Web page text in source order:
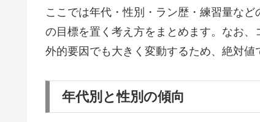
ここでは年代・性別・ラン歴・練習量な
の目標を置く考え方をまとめます。なお
外的要因でも大きく変動するため、絶対値
年代別と性別の傾向